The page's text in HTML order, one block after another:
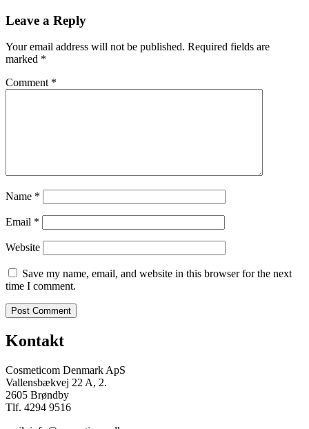
Leave a Reply
Your email address will not be published. Required fields are
marked *
Comment *
Name *
Email *
Website
Save my name, email, and website in this browser for the next
time I comment.
Kontakt
Cosmeticom Denmark ApS
Vallensbækvej 22 A, 2.
2605 Brøndby
Tlf. 4294 9516